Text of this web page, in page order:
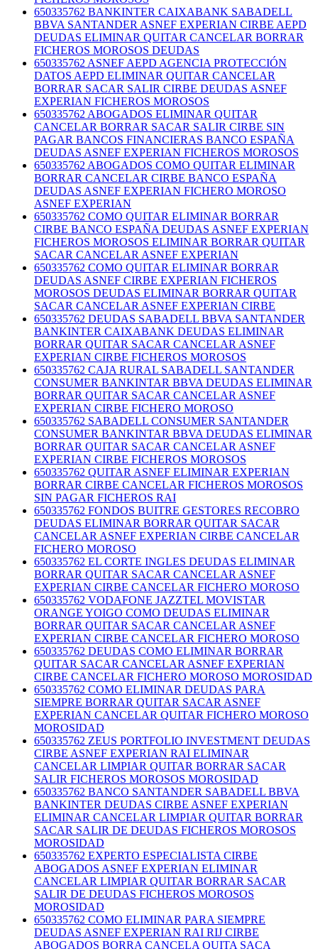
650335762 BANKINTER CAIXABANK SABADELL
BBVA SANTANDER ASNEF EXPERIAN CIRBE AEPD
DEUDAS ELIMINAR QUITAR CANCELAR BORRAR
FICHEROS MOROSOS DEUDAS
650335762 ASNEF AEPD AGENCIA PROTECCIÓN
DATOS AEPD ELIMINAR QUITAR CANCELAR
BORRAR SACAR SALIR CIRBE DEUDAS ASNEF
EXPERIAN FICHEROS MOROSOS
650335762 ABOGADOS ELIMINAR QUITAR
CANCELAR BORRAR SACAR SALIR CIRBE SIN
PAGAR BANCOS FINANCIERAS BANCO ESPAÑA
DEUDAS ASNEF EXPERIAN FICHEROS MOROSOS
650335762 ABOGADOS COMO QUITAR ELIMINAR
BORRAR CANCELAR CIRBE BANCO ESPAÑA
DEUDAS ASNEF EXPERIAN FICHERO MOROSO
ASNEF EXPERIAN
650335762 COMO QUITAR ELIMINAR BORRAR
CIRBE BANCO ESPAÑA DEUDAS ASNEF EXPERIAN
FICHEROS MOROSOS ELIMINAR BORRAR QUITAR
SACAR CANCELAR ASNEF EXPERIAN
650335762 COMO QUITAR ELIMINAR BORRAR
DEUDAS ASNEF CIRBE EXPERIAN FICHEROS
MOROSOS DEUDAS ELIMINAR BORRAR QUITAR
SACAR CANCELAR ASNEF EXPERIAN CIRBE
650335762 DEUDAS SABADELL BBVA SANTANDER
BANKINTER CAIXABANK DEUDAS ELIMINAR
BORRAR QUITAR SACAR CANCELAR ASNEF
EXPERIAN CIRBE FICHEROS MOROSOS
650335762 CAJA RURAL SABADELL SANTANDER
CONSUMER BANKINTAR BBVA DEUDAS ELIMINAR
BORRAR QUITAR SACAR CANCELAR ASNEF
EXPERIAN CIRBE FICHERO MOROSO
650335762 SABADELL CONSUMER SANTANDER
CONSUMER BANKINTAR BBVA DEUDAS ELIMINAR
BORRAR QUITAR SACAR CANCELAR ASNEF
EXPERIAN CIRBE FICHEROS MOROSOS
650335762 QUITAR ASNEF ELIMINAR EXPERIAN
BORRAR CIRBE CANCELAR FICHEROS MOROSOS
SIN PAGAR FICHEROS RAI
650335762 FONDOS BUITRE GESTORES RECOBRO
DEUDAS ELIMINAR BORRAR QUITAR SACAR
CANCELAR ASNEF EXPERIAN CIRBE CANCELAR
FICHERO MOROSO
650335762 EL CORTE INGLES DEUDAS ELIMINAR
BORRAR QUITAR SACAR CANCELAR ASNEF
EXPERIAN CIRBE CANCELAR FICHERO MOROSO
650335762 VODAFONE JAZZTEL MOVISTAR
ORANGE YOIGO COMO DEUDAS ELIMINAR
BORRAR QUITAR SACAR CANCELAR ASNEF
EXPERIAN CIRBE CANCELAR FICHERO MOROSO
650335762 DEUDAS COMO ELIMINAR BORRAR
QUITAR SACAR CANCELAR ASNEF EXPERIAN
CIRBE CANCELAR FICHERO MOROSO MOROSIDAD
650335762 COMO ELIMINAR DEUDAS PARA
SIEMPRE BORRAR QUITAR SACAR ASNEF
EXPERIAN CANCELAR QUITAR FICHERO MOROSO
MOROSIDAD
650335762 ZEUS PORTFOLIO INVESTMENT DEUDAS
CIRBE ASNEF EXPERIAN RAI ELIMINAR
CANCELAR LIMPIAR QUITAR BORRAR SACAR
SALIR FICHEROS MOROSOS MOROSIDAD
650335762 BANCO SANTANDER SABADELL BBVA
BANKINTER DEUDAS CIRBE ASNEF EXPERIAN
ELIMINAR CANCELAR LIMPIAR QUITAR BORRAR
SACAR SALIR DE DEUDAS FICHEROS MOROSOS
MOROSIDAD
650335762 EXPERTO ESPECIALISTA CIRBE
ABOGADOS ASNEF EXPERIAN ELIMINAR
CANCELAR LIMPIAR QUITAR BORRAR SACAR
SALIR DE DEUDAS FICHEROS MOROSOS
MOROSIDAD
650335762 COMO ELIMINAR PARA SIEMPRE
DEUDAS ASNEF EXPERIAN RAI RIJ CIRBE
ABOGADOS BORRA CANCELA QUITA SACA